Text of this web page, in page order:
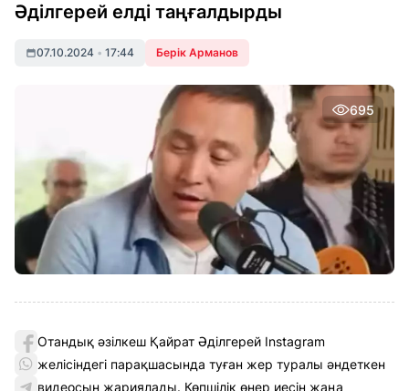
Әділгерей елді таңғалдырды
07.10.2024 • 17:44 Берік Арманов
695
Отандық әзілкеш Қайрат Әділгерей Instagram
желісіндегі парақшасында туған жер туралы әндеткен
видеосын жариялады. Көпшілік өнер иесін жаңа